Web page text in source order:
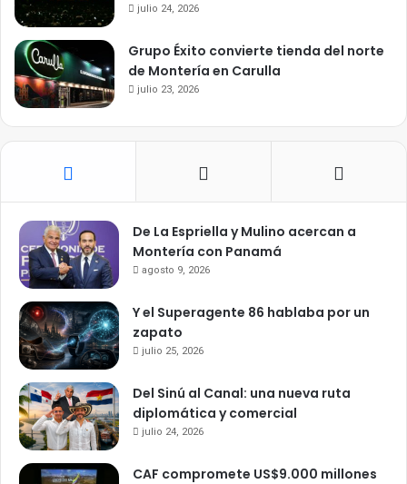
julio 24, 2026
Grupo Éxito convierte tienda del norte
de Montería en Carulla
julio 23, 2026
De La Espriella y Mulino acercan a
Montería con Panamá
agosto 9, 2026
Y el Superagente 86 hablaba por un
zapato
julio 25, 2026
Del Sinú al Canal: una nueva ruta
diplomática y comercial
julio 24, 2026
CAF compromete US$9.000 millones